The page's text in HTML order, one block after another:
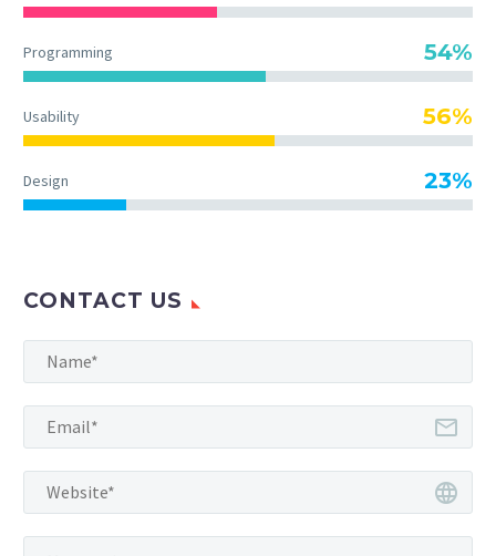
Programming 54%
Usability 56%
Design 23%
CONTACT US